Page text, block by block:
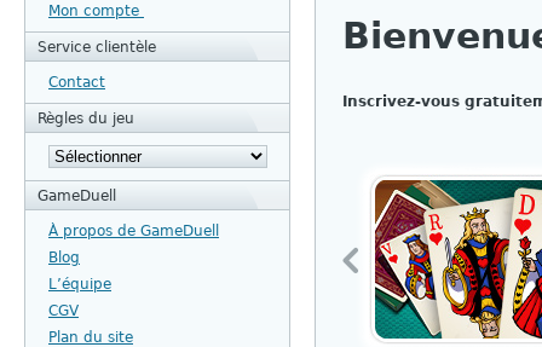
Mon compte
Service clientèle
Contact
Règles du jeu
GameDuell
À propos de GameDuell
Blog
L’équipe
CGV
Plan du site
Inscrivez-vous